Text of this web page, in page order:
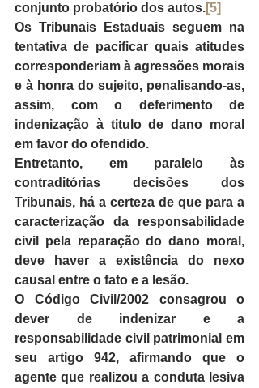
conjunto probatório dos autos.[5]
Os Tribunais Estaduais seguem na
tentativa de pacificar quais atitudes
corresponderiam à agressões morais
e à honra do sujeito, penalisando-as,
assim, com o deferimento de
indenização à titulo de dano moral
em favor do ofendido.
Entretanto, em paralelo às
contraditórias decisões dos
Tribunais, há a certeza de que para a
caracterização da responsabilidade
civil pela reparação do dano moral,
deve haver a existência do nexo
causal entre o fato e a lesão.
O Código Civil/2002 consagrou o
dever de indenizar e a
responsabilidade civil patrimonial em
seu artigo 942, afirmando que o
agente que realizou a conduta lesiva